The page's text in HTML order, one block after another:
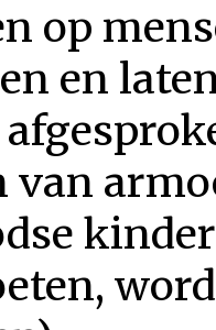
op
en